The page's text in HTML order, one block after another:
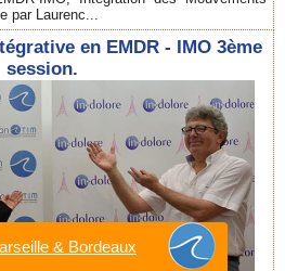
par Laurenc...
en EMDR - IMO 3ème
session.
& Bordeaux